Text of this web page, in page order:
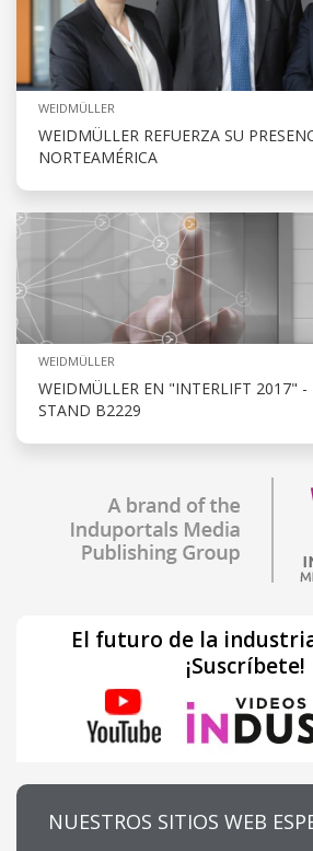
WEIDMÜLLER
WEIDMÜLLER REFUERZA SU
NORTEAMÉRICA
WEIDMÜLLER
WEIDMÜLLER EN "INTERLIFT 2017" -
STAND B2229
El futuro de la
¡Suscríbete!
NUESTROS SITIOS WEB